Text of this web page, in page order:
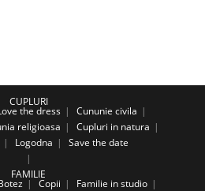
CUPLURI
the dress
Cununie civila
religioasa
Cupluri in natura
Logodna Save the date
FAMILIE
Copii
Familie in studio